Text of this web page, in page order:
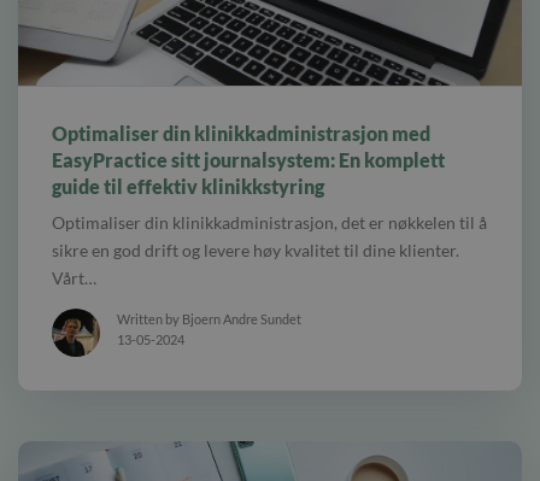
Optimaliser din klinikkadministrasjon med
EasyPractice sitt journalsystem: En komplett
guide til effektiv klinikkstyring
Optimaliser din klinikkadministrasjon, det er nøkkelen til å
sikre en god drift og levere høy kvalitet til dine klienter.
Vårt…
Written by Bjoern Andre Sundet
13-05-2024